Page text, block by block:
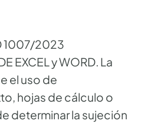
1007/2023
EXCEL y WORD. La
el uso de
hojas de cálculo o
determinar la sujeción